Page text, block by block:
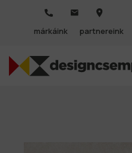
márkáink
partnereink